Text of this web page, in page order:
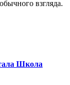
взгляда.
Школа